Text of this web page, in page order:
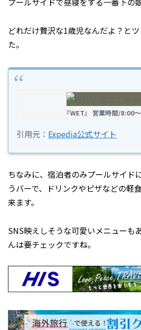
どれだけ贅沢な1歳児なんだよ？と
た。
『WET』 営業時間/8:00
引用元： Expedia公式サイト
ちなみに、宿泊者のみプールサイド
うバーで、ドリンクやピザなどの軽
来ます。
SNS映えしそうな可愛いメニューも
んは要チェックですね。